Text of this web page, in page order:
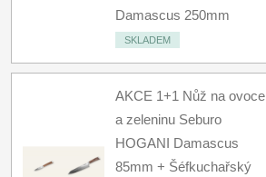
Damascus 250mm
SKLADEM
AKCE 1+1 Nůž na ovoce
a zeleninu Seburo
HOGANI Damascus
85mm + Šéfkuchařský